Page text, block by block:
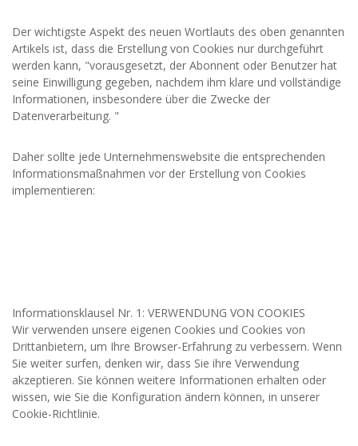
Der wichtigste Aspekt des neuen Wortlauts des oben genannten
Artikels ist, dass die Erstellung von Cookies nur durchgeführt
werden kann, "vorausgesetzt, der Abonnent oder Benutzer hat
seine Einwilligung gegeben, nachdem ihm klare und vollständige
Informationen, insbesondere über die Zwecke der
Datenverarbeitung. "
Daher sollte jede Unternehmenswebsite die entsprechenden
Informationsmaßnahmen vor der Erstellung von Cookies
implementieren:
Informationsklausel Nr. 1: VERWENDUNG VON COOKIES
Wir verwenden unsere eigenen Cookies und Cookies von
Drittanbietern, um Ihre Browser-Erfahrung zu verbessern. Wenn
Sie weiter surfen, denken wir, dass Sie ihre Verwendung
akzeptieren. Sie können weitere Informationen erhalten oder
wissen, wie Sie die Konfiguration ändern können, in unserer
Cookie-Richtlinie.